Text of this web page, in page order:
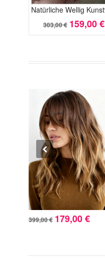
303,00 € 159,00 €
399,00 € 179,00 €